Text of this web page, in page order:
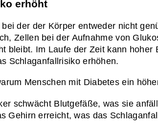
erhöht
der der Körper entweder nicht
Zellen bei der Aufnahme von
bleibt. Im Laufe der Zeit kann
Schlaganfallrisiko erhöhen.
Menschen mit Diabetes ein
schwächt Blutgefäße, was sie
Gehirn erreicht, was das